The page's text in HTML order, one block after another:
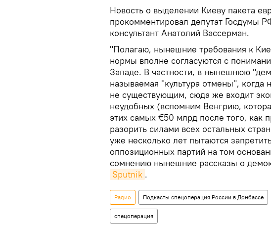
Новость о выделении Киеву пакета
прокомментировал депутат Госдумы
консультант Анатолий Вассерман.
"Полагаю, нынешние требования к
нормы вполне согласуются с
Западе. В частности, в нынешнюю
называемая "культура отмены", когда
не существующим, сюда же входит
неудобных (вспомним Венгрию,
этих самых €50 млрд после того, как
разорить силами всех остальных
уже несколько лет пытаются
оппозиционных партий на том
сомнению нынешние рассказы о
Sputnik .
Радио Подкасты спецоперация России в Донбассе
спецоперация